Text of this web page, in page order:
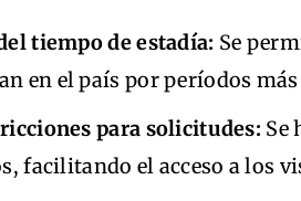
tiempo de estadía: Se
en el país por períodos
para solicitudes: Se
facilitando el acceso a los